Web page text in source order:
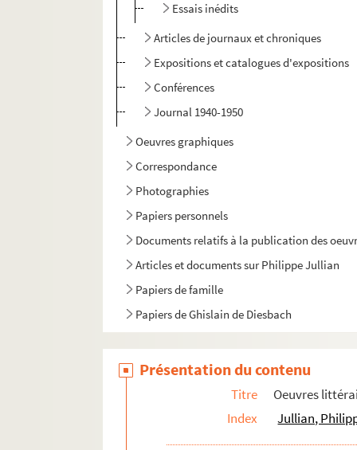
Essais inédits
Articles de journaux et chroniques
Expositions et catalogues d'expositions
Conférences
Journal 1940-1950
Oeuvres graphiques
Correspondance
Photographies
Papiers personnels
Documents relatifs à la publication des
Articles et documents sur Philippe Jullian
Papiers de famille
Papiers de Ghislain de Diesbach
Présentation du contenu
Titre
Oeuvres
Index
Jullian,